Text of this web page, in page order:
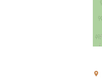
place